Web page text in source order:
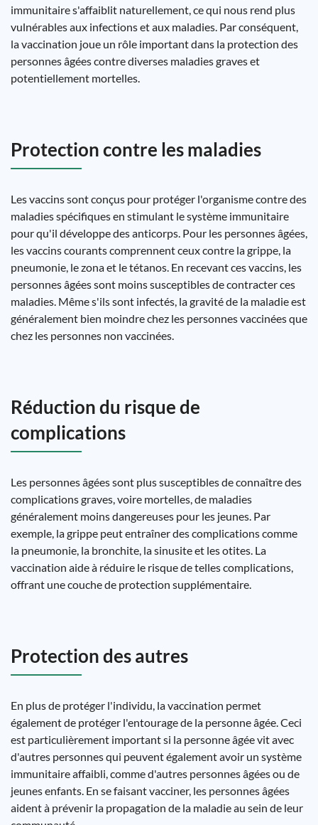
immunitaire s'affaiblit naturellement, ce qui nous rend plus
vulnérables aux infections et aux maladies. Par conséquent,
la vaccination joue un rôle important dans la protection des
personnes âgées contre diverses maladies graves et
potentiellement mortelles.
Protection contre les maladies
Les vaccins sont conçus pour protéger l'organisme contre des
maladies spécifiques en stimulant le système immunitaire
pour qu'il développe des anticorps. Pour les personnes âgées,
les vaccins courants comprennent ceux contre la grippe, la
pneumonie, le zona et le tétanos. En recevant ces vaccins, les
personnes âgées sont moins susceptibles de contracter ces
maladies. Même s'ils sont infectés, la gravité de la maladie est
généralement bien moindre chez les personnes vaccinées que
chez les personnes non vaccinées.
Réduction du risque de
complications
Les personnes âgées sont plus susceptibles de connaître des
complications graves, voire mortelles, de maladies
généralement moins dangereuses pour les jeunes. Par
exemple, la grippe peut entraîner des complications comme
la pneumonie, la bronchite, la sinusite et les otites. La
vaccination aide à réduire le risque de telles complications,
offrant une couche de protection supplémentaire.
Protection des autres
En plus de protéger l'individu, la vaccination permet
également de protéger l'entourage de la personne âgée. Ceci
est particulièrement important si la personne âgée vit avec
d'autres personnes qui peuvent également avoir un système
immunitaire affaibli, comme d'autres personnes âgées ou de
jeunes enfants. En se faisant vacciner, les personnes âgées
aident à prévenir la propagation de la maladie au sein de leur